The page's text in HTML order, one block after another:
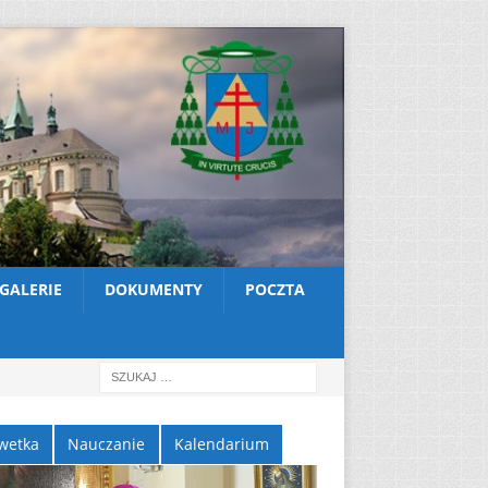
GALERIE DOKUMENTY POCZTA
Nauczanie Kalendarium